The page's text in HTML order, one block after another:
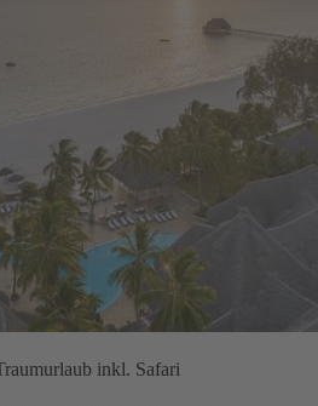
inkl. Safari